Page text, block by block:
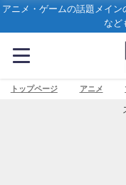
アニメ・ゲームの話題メイ
など
トップページ アニメ